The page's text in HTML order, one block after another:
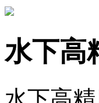
水下高